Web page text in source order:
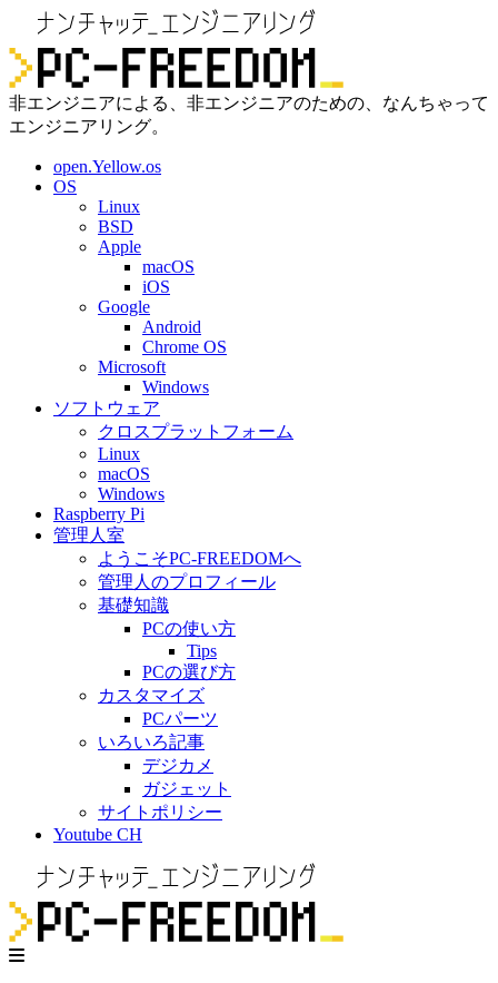
非エンジニアによる、非エンジニアのための、なんちゃって
エンジニアリング。
open.Yellow.os
OS
Linux
BSD
Apple
macOS
iOS
Google
Android
Chrome OS
Microsoft
Windows
ソフトウェア
クロスプラットフォーム
Linux
macOS
Windows
Raspberry Pi
管理人室
ようこそPC-FREEDOMへ
管理人のプロフィール
基礎知識
PCの使い方
Tips
PCの選び方
カスタマイズ
PCパーツ
いろいろ記事
デジカメ
ガジェット
サイトポリシー
Youtube CH